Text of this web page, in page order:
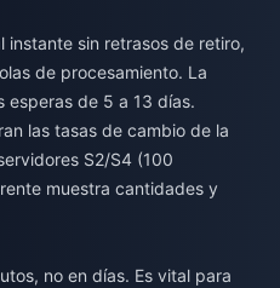
instante sin retrasos de retiro,
de procesamiento. La
esperas de 5 a 13 días.
las tasas de cambio de la
S2/S4 (100
muestra cantidades y
no en días. Es vital para